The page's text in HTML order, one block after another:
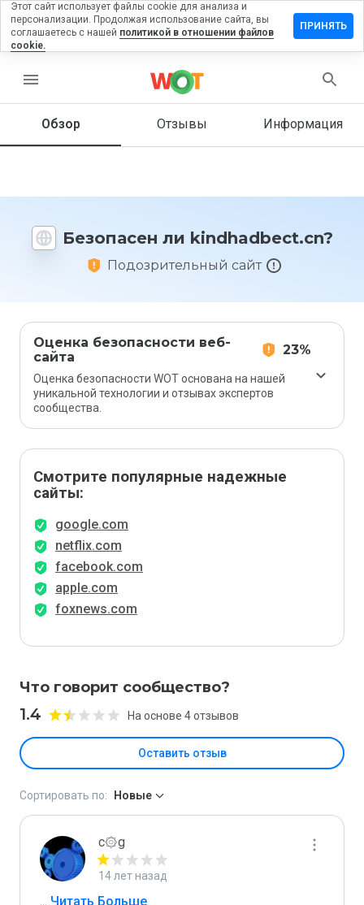
menu
Обзор Отзывы Информация
Безопасен ли kindhadbect.cn?
Подозрительный сайт
Оценка безопасности веб-
сайта
23%
Оценка безопасности WOT основана на нашей
уникальной технологии и отзывах экспертов
сообщества.
Смотрите популярные надежные
сайты:
google.com
netflix.com
facebook.com
apple.com
foxnews.com
Что говорит сообщество?
1.4 На основе 4 отзывов
Оставить отзыв
на
Как бы
этот
1 до 5?
Сортировать по: Новые
c۞g
14 лет назад
... Читать Больше
Этот сайт использует файлы cookie для анализа и
персонализации. Продолжая использование сайта, вы
соглашаетесь с нашей политикой в отношении файлов
cookie.
ПРИНЯТЬ